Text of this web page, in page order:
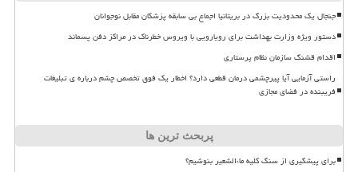
جنجال یک محدودیت بزرگ در بریتانیا اجماع بی سابقه پزشکان مقابل نوجوانان
دستور ویژه وزارت بهداشت برای رویارویی با ویروس خطرناک در مراکز دفن پسماند
اقدام قشنگ سازمان نظام پرستاری
راستی آزمایی آیا پیرچشمی درمان قطعی دارد؟ اخطار یک فوق تخصص چشم درباره ی تبلیغات
فریبنده در فضای مجازی
پربحث ترین ها
برای پیشگیری از سنگ کلیه ماءالشعیر بنوشیم؟